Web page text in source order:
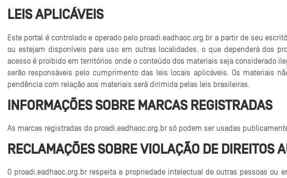
LEIS APLICÁVEIS
Este portal é controlado e operado pelo proadi.eadhaoc.org.br a partir de seu
ou estejam disponíveis para uso em outras localidades, o que dependerá dos
acesso é proibido em territórios onde o conteúdo dos materiais seja considerado
serão responsáveis pelo cumprimento das leis locais aplicáveis. Os materiais
pendência com relação aos materiais será dirimida pelas leis brasileiras.
INFORMAÇÕES SOBRE MARCAS REGISTRADAS
As marcas registradas do proadi.eadhaoc.org.br só podem ser usadas
RECLAMAÇÕES SOBRE VIOLAÇÃO DE DIREITOS
O proadi.eadhaoc.org.br respeita a propriedade intelectual de outras pessoas